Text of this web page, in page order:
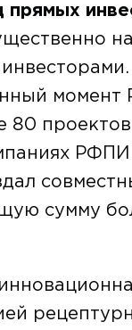
прямых
80
РФПИ
сумму